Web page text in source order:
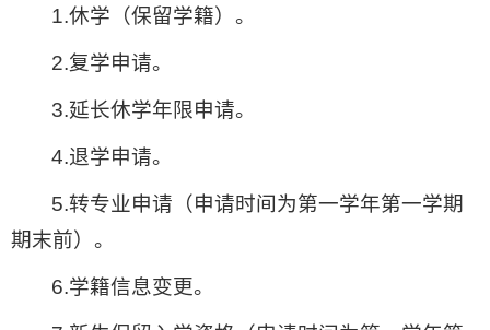
1.休学（保留学籍）。
2.复学申请。
3.延长休学年限申请。
4.退学申请。
5.转专业申请（申请时间为第一学年第一学期
期末前）。
6.学籍信息变更。